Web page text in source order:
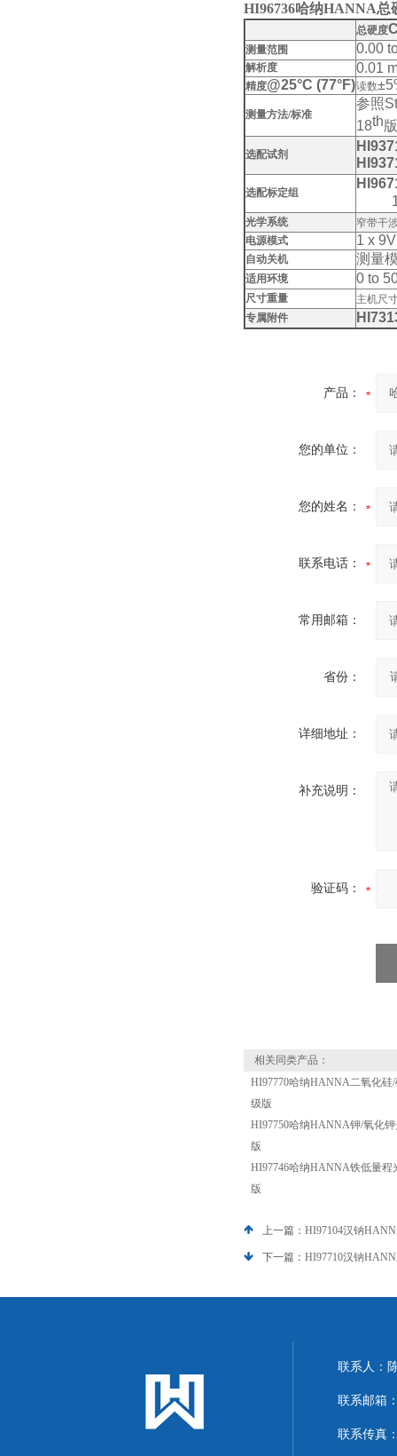
HI96736哈纳HANNA总
总硬度
测量范围 0.00
解析度 0.01
精度@25°C (77°F)读数
测量方法/标准
参照
18th版
选配试剂
选配标定组
光学系统
窄带干
电源模式
1 x
自动关机 测量
适用环境 0 to
尺寸重量
主机尺
专属附件
产品：
您的单位：
您的姓名：
联系电话：
常用邮箱：
省份：
详细地址：
补充说明：
验证码：
相关同类产品：
HI97770哈纳HANNA二氧化硅
级版
HI97750哈纳HANNA钾/氧化
版
HI97746哈纳HANNA铁低量程
版
上一篇： HI97104汉钠
下一篇： HI97710汉钠
联系人：
联系邮箱
联系传真